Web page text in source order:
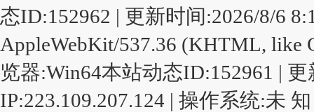
态ID:152962 | 更新时间:2026/8/6
AppleWebKit/537.36 (KHTML, like
览器:Win64本站动态ID:152961 |
IP:223.109.207.124 | 操作系统:未